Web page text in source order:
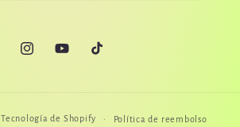
InstagramYouTubeTikTok
Tecnología de Shopify Política de reembolso